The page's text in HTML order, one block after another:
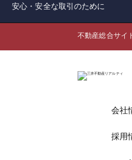
安心・安全な取引のために
不動産総合サイ
会社
採用